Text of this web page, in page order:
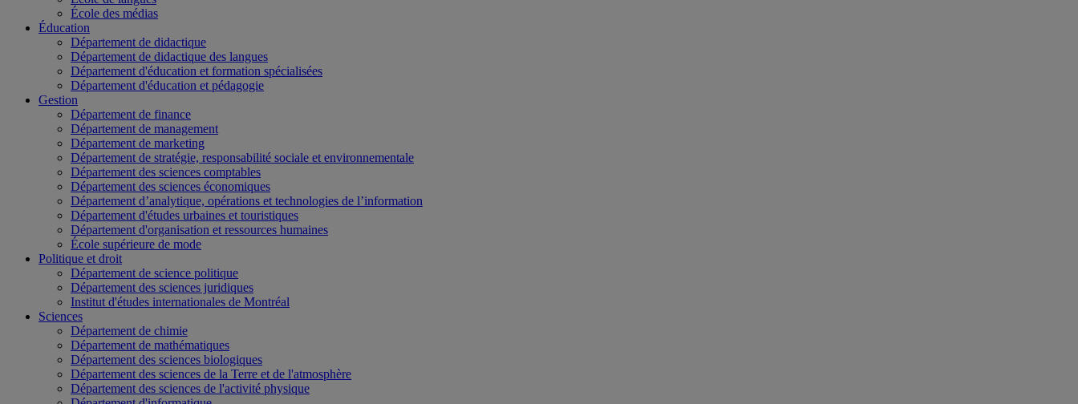
École des médias
Éducation
Département de didactique
Département de didactique des langues
Département d'éducation et formation spécialisées
Département d'éducation et pédagogie
Gestion
Département de finance
Département de management
Département de marketing
Département de stratégie, responsabilité sociale et environnementale
Département des sciences comptables
Département des sciences économiques
Département d’analytique, opérations et technologies de l’information
Département d'études urbaines et touristiques
Département d'organisation et ressources humaines
École supérieure de mode
Politique et droit
Département de science politique
Département des sciences juridiques
Institut d'études internationales de Montréal
Sciences
Département de chimie
Département de mathématiques
Département des sciences biologiques
Département des sciences de la Terre et de l'atmosphère
Département des sciences de l'activité physique